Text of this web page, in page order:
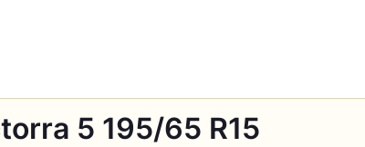
5 195/65 R15